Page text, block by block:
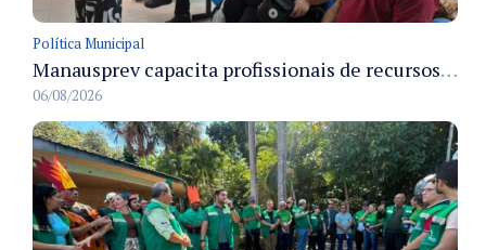
Política Municipal
Manausprev capacita profissionais de recursos humanos para agilizar concessão de aposentadorias no município
06/08/2026